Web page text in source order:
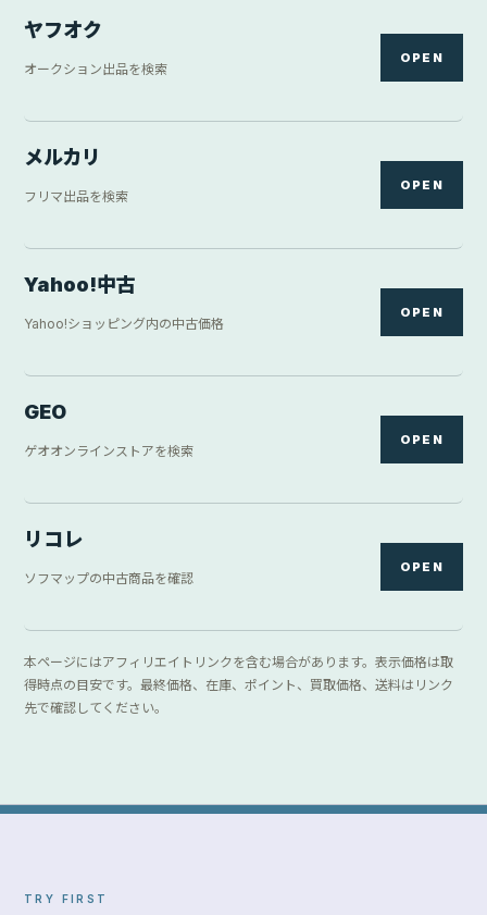
ヤフオク
オークション出品を検索
OPEN
メルカリ
フリマ出品を検索
OPEN
Yahoo!中古
Yahoo!ショッピング内の中古価格
OPEN
GEO
ゲオオンラインストアを検索
OPEN
リコレ
ソフマップの中古商品を確認
OPEN
本ページにはアフィリエイトリンクを含む場合があります。表示価格は取
得時点の目安です。最終価格、在庫、ポイント、買取価格、送料はリンク
先で確認してください。
TRY FIRST